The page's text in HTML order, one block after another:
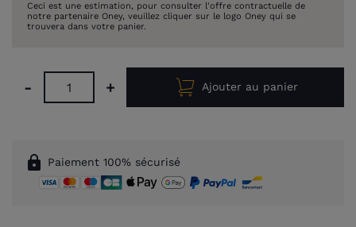
Ceci est une estimation, pour consulter l'offre contractuelle de
notre partenaire Oney, veuillez cliquer sur le logo Oney qui se
trouvera dans votre panier.
- + Ajouter au panier
lock Paiement 100% sécurisé